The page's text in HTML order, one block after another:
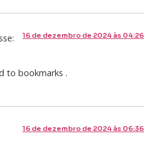
16 de dezembro de 2024 às 04:26
to bookmarks .
16 de dezembro de 2024 às 06:36